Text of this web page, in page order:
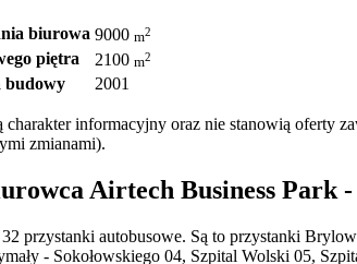
biurowa 9000 m2
piętra 2100 m2
budowy 2001
charakter informacyjny oraz nie stanowią
zmianami).
Airtech Business Park
przystanki autobusowe. Są to przystanki
- Sokołowskiego 04, Szpital Wolski 05,